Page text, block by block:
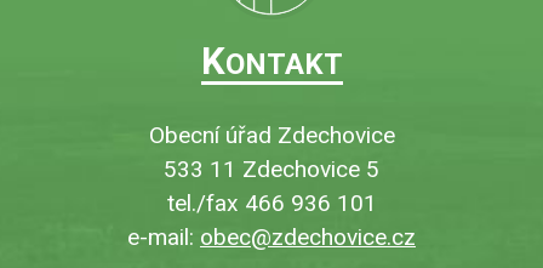
KONTAKT
Obecní úřad Zdechovice
533 11 Zdechovice 5
tel./fax 466 936 101
e-mail: obec@zdechovice.cz